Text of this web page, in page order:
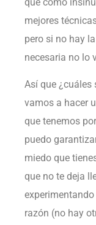
mejores
pero si no hay
necesaria no lo
Así que ¿cuáles
vamos a hacer
que tenemos
puedo
miedo que
que no te deja
razón (no hay